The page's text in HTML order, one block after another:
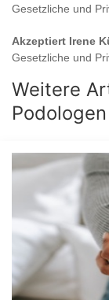
Gesetzliche und
Akzeptiert Irene
Gesetzliche und
Weitere
Podologen